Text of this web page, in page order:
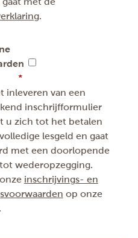
.
inleveren van een
inschrijfformulier
u zich tot het betalen
lesgeld en gaat
met een doorlopende
wederopzegging.
inschrijvings- en
op onze